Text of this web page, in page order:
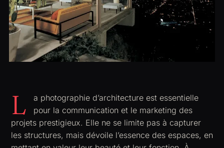
L
a photographie d’architecture est essentielle
pour la communication et le marketing des
projets prestigieux. Elle ne se limite pas à capturer
les structures, mais dévoile l’essence des espaces, en